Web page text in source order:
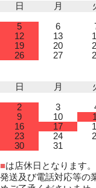
日
月
5
6
12
13
19
20
26
27
日
月
2
3
9
10
16
17
23
24
30
31
■は店休日となります。
発送及び電話対応等の